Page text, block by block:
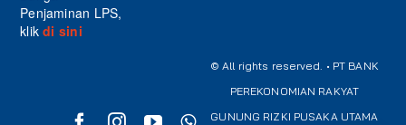
Penjaminan LPS,
klik di sini
© All rights reserved. • PT BANK
PEREKONOMIAN RAKYAT
GUNUNG RIZKI PUSAKA UTAMA